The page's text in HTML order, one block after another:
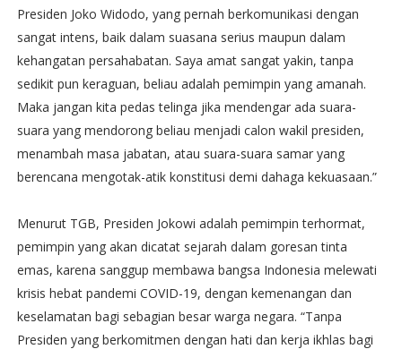
Presiden Joko Widodo, yang pernah berkomunikasi dengan
sangat intens, baik dalam suasana serius maupun dalam
kehangatan persahabatan. Saya amat sangat yakin, tanpa
sedikit pun keraguan, beliau adalah pemimpin yang amanah.
Maka jangan kita pedas telinga jika mendengar ada suara-
suara yang mendorong beliau menjadi calon wakil presiden,
menambah masa jabatan, atau suara-suara samar yang
berencana mengotak-atik konstitusi demi dahaga kekuasaan.”
Menurut TGB, Presiden Jokowi adalah pemimpin terhormat,
pemimpin yang akan dicatat sejarah dalam goresan tinta
emas, karena sanggup membawa bangsa Indonesia melewati
krisis hebat pandemi COVID-19, dengan kemenangan dan
keselamatan bagi sebagian besar warga negara. “Tanpa
Presiden yang berkomitmen dengan hati dan kerja ikhlas bagi